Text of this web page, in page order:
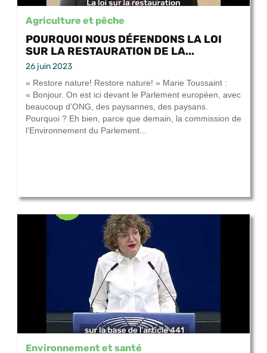
Agriculture et pêche
POURQUOI NOUS DÉFENDONS LA LOI
SUR LA RESTAURATION DE LA...
26 juin 2023
« Restore nature! Restore nature! » Marie Toussaint :
« Bonjour. On est ici devant le Parlement européen, avec
beaucoup d’ONG, des paysannes, des paysans.
Pourquoi ? Eh bien, parce que demain, la commission de
l’Environnement du Parlement...
Environnement et santé